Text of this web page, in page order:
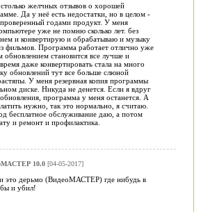
желчных отзывов о хорошей
Да у неё есть недостатки, но в целом -
годами продукт. У меня
уже не помню сколько лет. без
и конвертирую и обрабатываю и музыку
фильмов. Программа работает отлично уже
становится все лучше и
даже конвертировать стала на много
обновлений тут все больше слюной
У меня резервная копия программы
диске. Никуда не денется. Если я вдруг
программа у меня останется. А
нужно, так это нормально, я считаю.
бесплатное обслуживание даю, а потом
и ремонт и профилактика.
10.0[04-05-2017]
это дерьмо (ВидеоМАСТЕР) где нибудь в
и убил!